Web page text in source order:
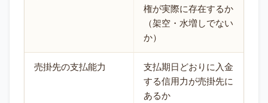
権が実際に存在するか
（架空・水増しでない
か）
売掛先の支払能力
支払期日どおりに入金
する信用力が売掛先に
あるか